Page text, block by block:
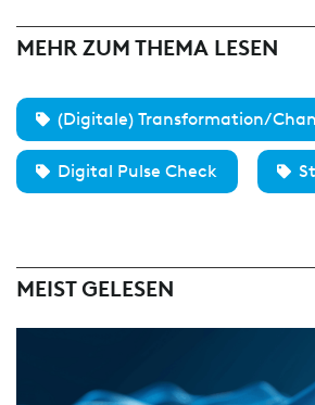
MEHR ZUM THEMA LESEN
(Digitale) Transformation/
Digital Pulse Check
MEIST GELESEN